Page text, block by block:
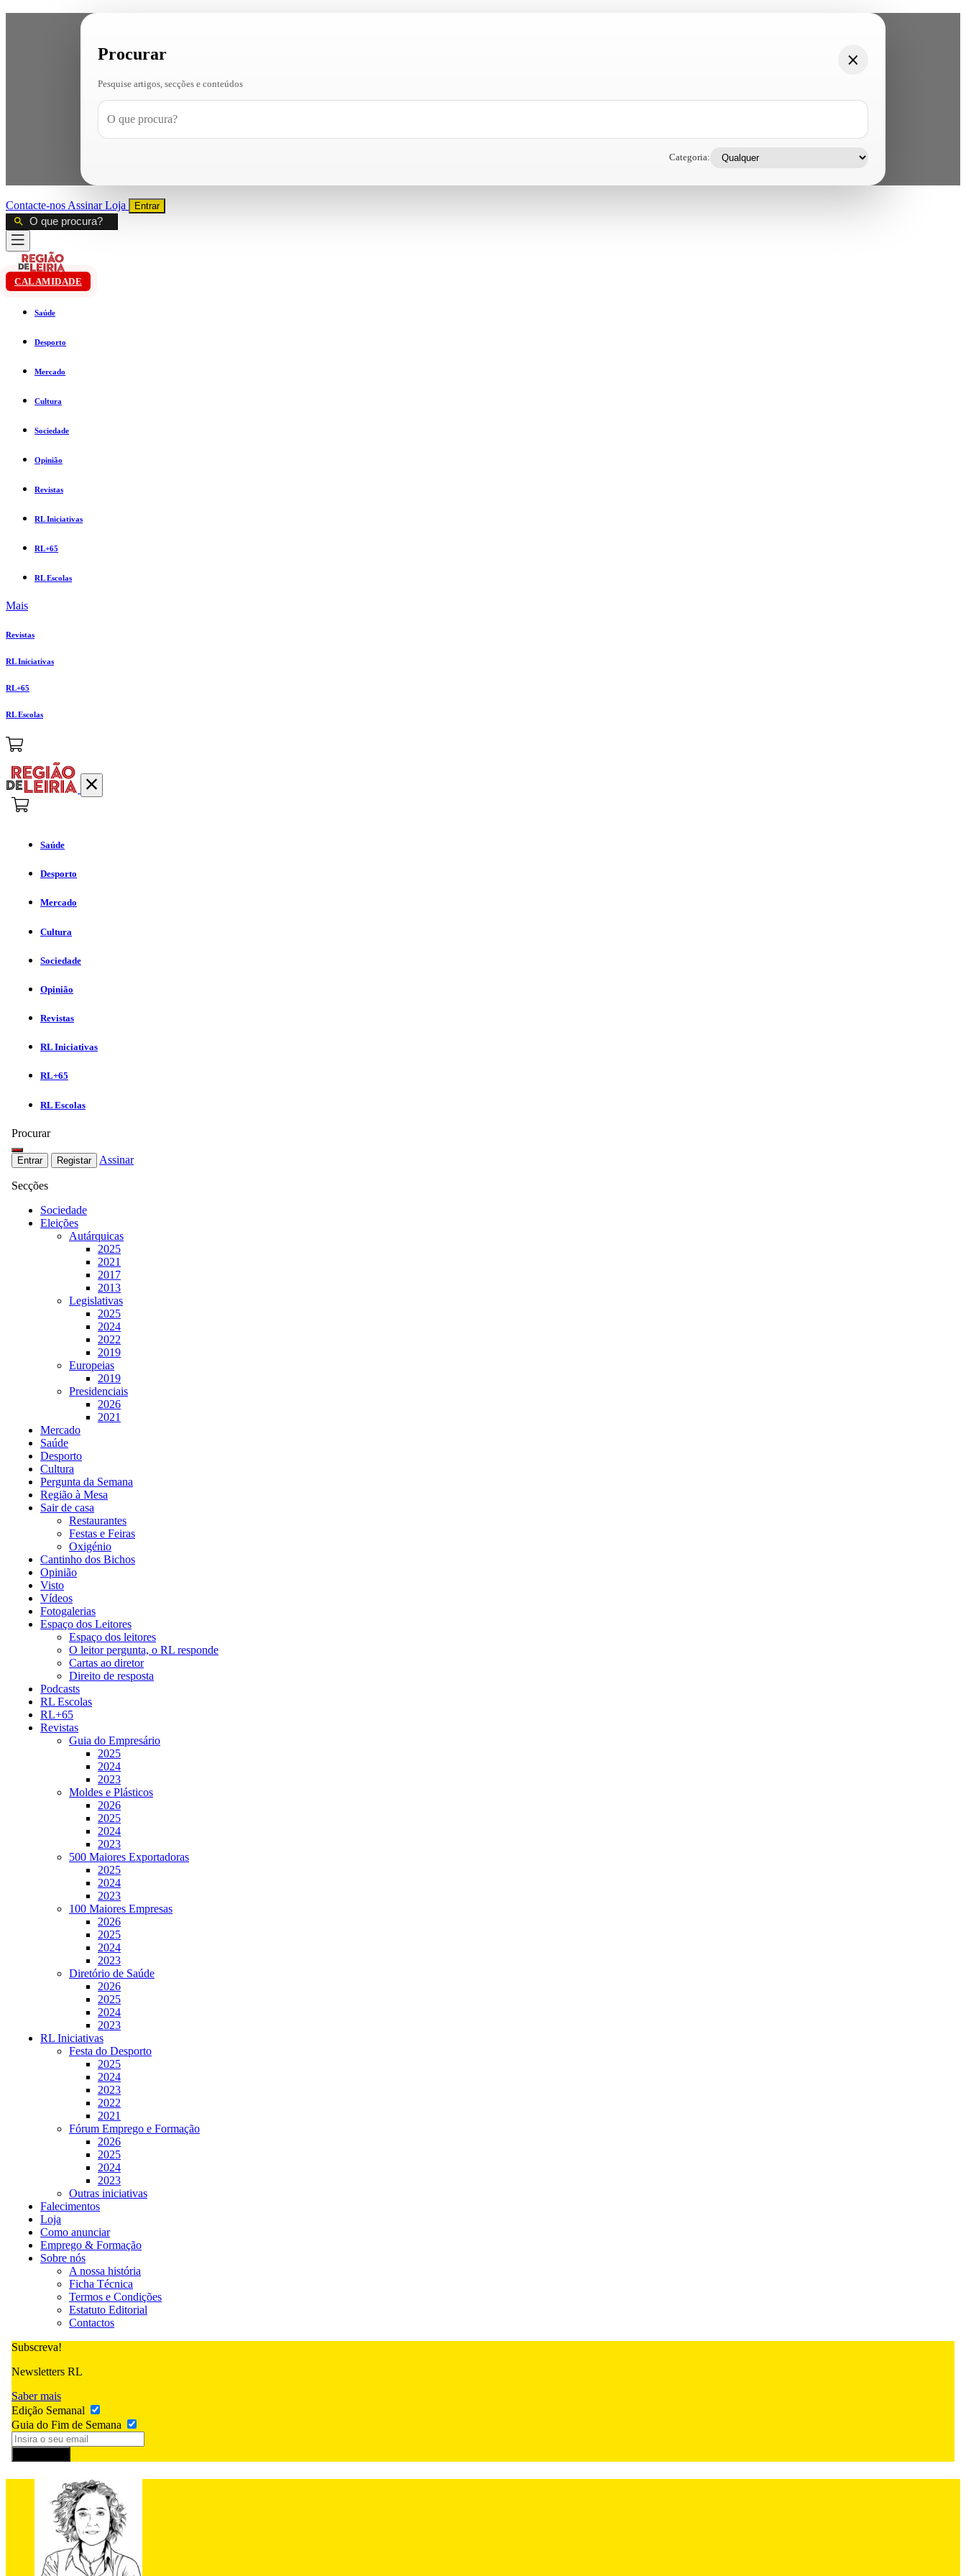
Procurar
Pesquise artigos, secções e conteúdos
Categoria:
Contacte-nos AssinarLoja Entrar
CALAMIDADE
Saúde
Desporto
Mercado
Cultura
Sociedade
Opinião
Revistas
RL Iniciativas
RL+65
RL Escolas
Mais
Revistas
RL Iniciativas
RL+65
RL Escolas
Saúde
Desporto
Mercado
Cultura
Sociedade
Opinião
Revistas
RL Iniciativas
RL+65
RL Escolas
Procurar
Entrar Registar Assinar
Secções
Sociedade
Eleições
Autárquicas
2025
2021
2017
2013
Legislativas
2025
2024
2022
2019
Europeias
2019
Presidenciais
2026
2021
Mercado
Saúde
Desporto
Cultura
Pergunta da Semana
Região à Mesa
Sair de casa
Restaurantes
Festas e Feiras
Oxigénio
Cantinho dos Bichos
Opinião
Visto
Vídeos
Fotogalerias
Espaço dos Leitores
Espaço dos leitores
O leitor pergunta, o RL responde
Cartas ao diretor
Direito de resposta
Podcasts
RL Escolas
RL+65
Revistas
Guia do Empresário
2025
2024
2023
Moldes e Plásticos
2026
2025
2024
2023
500 Maiores Exportadoras
2025
2024
2023
100 Maiores Empresas
2026
2025
2024
2023
Diretório de Saúde
2026
2025
2024
2023
RL Iniciativas
Festa do Desporto
2025
2024
2023
2022
2021
Fórum Emprego e Formação
2026
2025
2024
2023
Outras iniciativas
Falecimentos
Loja
Como anunciar
Emprego & Formação
Sobre nós
A nossa história
Ficha Técnica
Termos e Condições
Estatuto Editorial
Contactos
Subscreva!
Newsletters RL
Saber mais
Edição Semanal
Guia do Fim de Semana